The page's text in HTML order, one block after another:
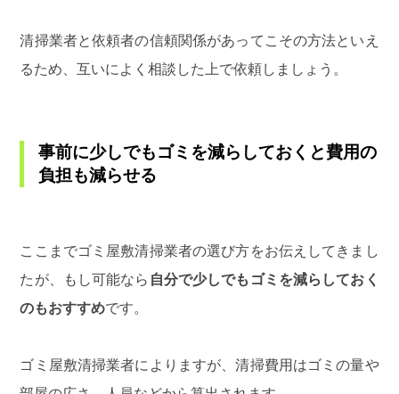
清掃業者と依頼者の信頼関係があってこその方法といえ
るため、互いによく相談した上で依頼しましょう。
事前に少しでもゴミを減らしておくと費用の
負担も減らせる
ここまでゴミ屋敷清掃業者の選び方をお伝えしてきまし
たが、もし可能なら 自分で少しでもゴミを減らしておく
のもおすすめです。
ゴミ屋敷清掃業者によりますが、清掃費用はゴミの量や